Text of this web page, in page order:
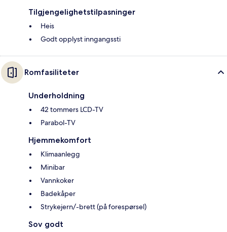
Tilgjengelighetstilpasninger
Heis
Godt opplyst inngangssti
Romfasiliteter
Underholdning
42 tommers LCD-TV
Parabol-TV
Hjemmekomfort
Klimaanlegg
Minibar
Vannkoker
Badekåper
Strykejern/-brett (på forespørsel)
Sov godt